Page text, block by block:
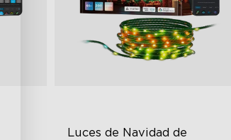
Luces de Navidad de